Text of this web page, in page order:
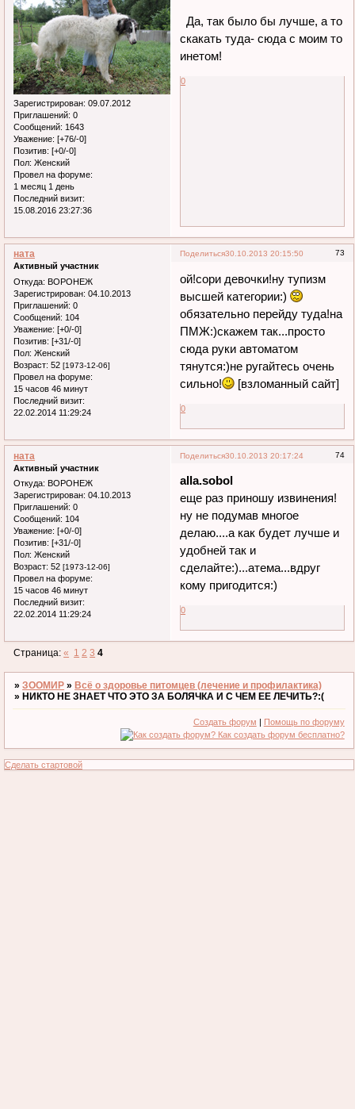
Зарегистрирован: 09.07.2012
Приглашений: 0
Сообщений: 1643
Уважение: [+76/-0]
Позитив: [+0/-0]
Пол: Женский
Провел на форуме:
1 месяц 1 день
Последний визит:
15.08.2016 23:27:36
Да, так было бы лучше, а то
скакать туда- сюда с моим то
инетом!
0
Поделиться 73
30.10.2013 20:15:50
ната
Активный участник
Откуда: ВОРОНЕЖ
Зарегистрирован: 04.10.2013
Приглашений: 0
Сообщений: 104
Уважение: [+0/-0]
Позитив: [+31/-0]
Пол: Женский
Возраст: 52 [1973-12-06]
Провел на форуме:
15 часов 46 минут
Последний визит:
22.02.2014 11:29:24
ой!сори девочки!ну тупизм
высшей категории:)
обязательно перейду туда!на
ПМЖ:)скажем так...просто
сюда руки автоматом
тянутся:)не ругайтесь очень
сильно!
[взломанный сайт]
0
Поделиться 74
30.10.2013 20:17:24
ната
Активный участник
Откуда: ВОРОНЕЖ
Зарегистрирован: 04.10.2013
Приглашений: 0
Сообщений: 104
Уважение: [+0/-0]
Позитив: [+31/-0]
Пол: Женский
Возраст: 52 [1973-12-06]
Провел на форуме:
15 часов 46 минут
Последний визит:
22.02.2014 11:29:24
alla.sobol
еще раз приношу извинения!
ну не подумав многое
делаю....а как будет лучше и
удобней так и
сделайте:)...атема...вдруг
кому пригодится:)
0
Страница:« 1 2 3 4
»ЗООМИР » Всё о здоровье питомцев (лечение и профилактика)
» НИКТО НЕ ЗНАЕТ ЧТО ЭТО ЗА БОЛЯЧКА И С ЧЕМ ЕЕ ЛЕЧИТЬ?:(
Создать форум | Помощь по форуму
Сделать стартовой